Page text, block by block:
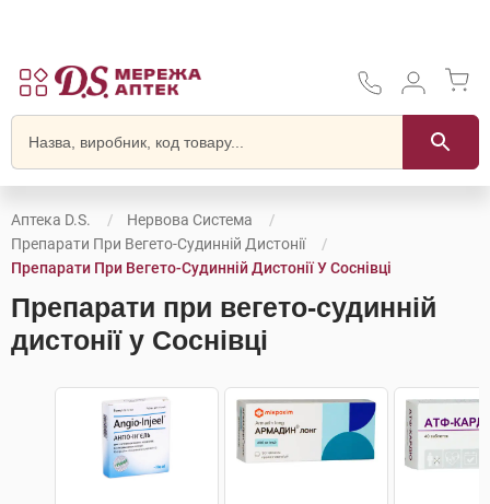
Аптека D.S.
Нервова Система
Препарати При Вегето-Судинній Дистонії
Препарати При Вегето-Судинній Дистонії У Соснівці
Препарати при вегето-судинній
дистонії у Соснівці